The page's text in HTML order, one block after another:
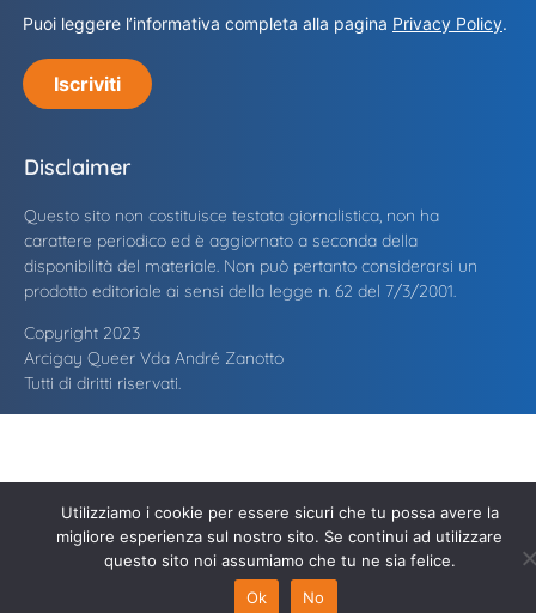
Puoi leggere l’informativa completa alla pagina Privacy Policy.
Iscriviti
Disclaimer
Questo sito non costituisce testata giornalistica, non ha
carattere periodico ed è aggiornato a seconda della
disponibilità del materiale. Non può pertanto considerarsi un
prodotto editoriale ai sensi della legge n. 62 del 7/3/2001.
Copyright 2023
Arcigay Queer Vda André Zanotto
Tutti di diritti riservati.
Utilizziamo i cookie per essere sicuri che tu possa avere la
migliore esperienza sul nostro sito. Se continui ad utilizzare
questo sito noi assumiamo che tu ne sia felice.
Ok
No